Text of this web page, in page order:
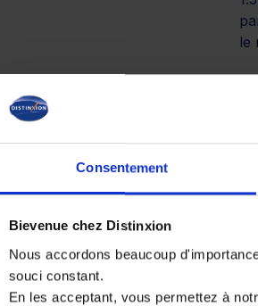
Consentement
Bievenue chez Distinxion
Nous accordons beaucoup
souci constant.
En les acceptant, vous permettez à
le